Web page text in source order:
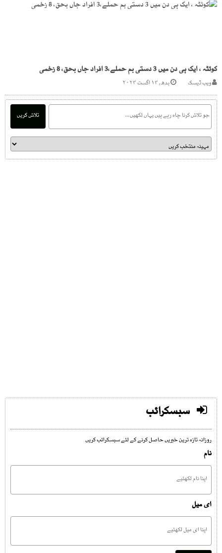
کوئٹہ ، ایک ہی دن میں 3 دستی بم حملے،3 افراد جاں بحق، 8 زخمی
ویب ڈیسک بدھ, ۱۴ اگست ۲۰۲۴
تلاش کریں
سبسکرائب
روزانہ تازہ ترین خبریں حاصل کرنے کے لئے سبسکرائب کریں
نام
ای میل